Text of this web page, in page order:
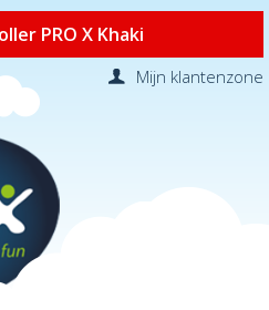
PRO X Khaki
Mijn klantenzone